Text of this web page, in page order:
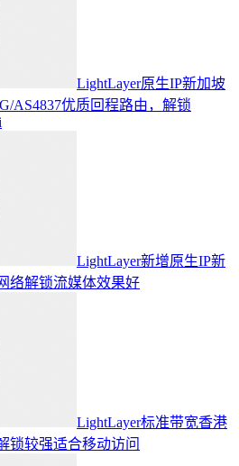
LightLayer原生IP新加坡
AS4837优质回程路由，解锁
LightLayer新增原生IP新
络解锁流媒体效果好
LightLayer标准带宽香港
锁较强适合移动访问